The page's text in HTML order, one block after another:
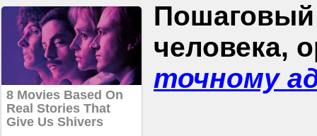
Пошаговый
человека,
точному